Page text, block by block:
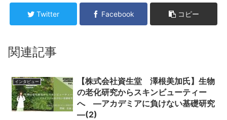
Twitter Facebook コピー
関連記事
インタビュー
【株式会社資生堂 澤根美加氏】生物
の老化研究からスキンビューティー
へ ―アカデミアに負けない基礎研究
―(2)